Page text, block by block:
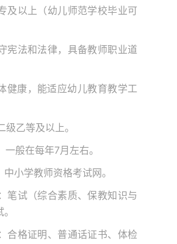
及以上（幼儿师范学校毕业可
宪法和法律，具备教师职业道
健康，能适应幼儿教育教学工
乙等及以上。
一般在每年7月左右。
小学教师资格考试网。
笔试（综合素质、保教知识与
合格证明、普通话证书、体检